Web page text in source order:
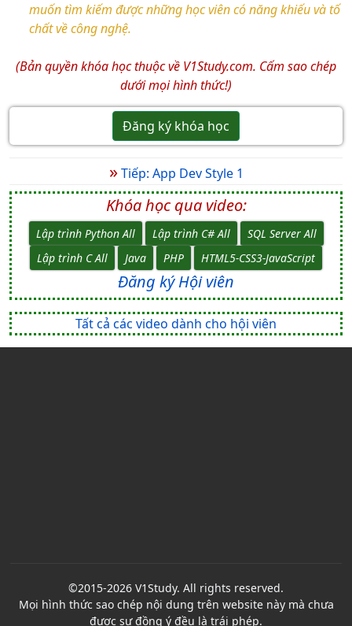
muốn tìm kiếm được những học viên có năng khiếu và tố
chất về công nghệ.
(Bản quyền khóa học thuộc về V1Study.com. Cấm sao chép
dưới mọi hình thức!)
Đăng ký khóa học
»Tiếp: App Dev Style 1
Khóa học qua video:
Lập trình Python All Lập trình C# All
SQL Server All
Lập trình C All
Java PHP HTML5-CSS3-JavaScript
Đăng ký Hội viên
Tất cả các video dành cho hội viên
©2015-2026 V1Study. All rights reserved.
Mọi hình thức sao chép nội dung trên website này mà chưa
được sự đồng ý đều là trái phép.